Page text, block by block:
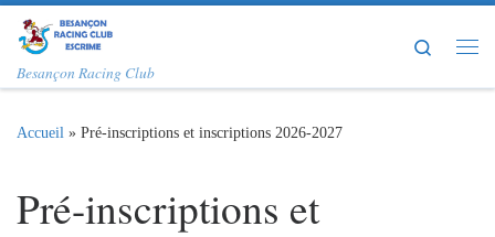
Passer au contenu
Besançon Racing Club
Search
Accueil » Pré-inscriptions et inscriptions 2026-2027
Pré-inscriptions et